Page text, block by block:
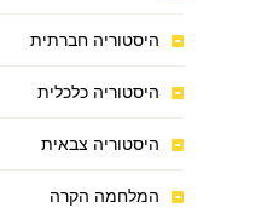
היסטוריה חברתית
היסטוריה כלכלית
היסטוריה צבאית
המלחמה הקרה